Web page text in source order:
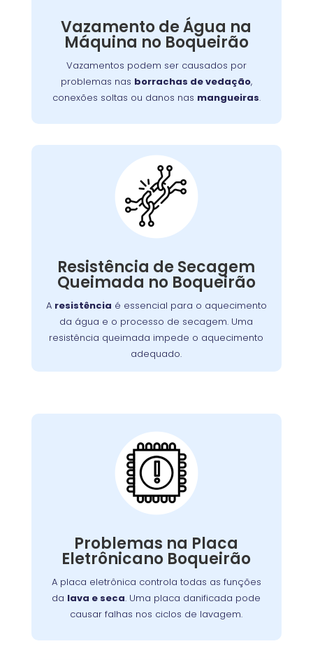
Vazamento de Água na
Máquina no Boqueirão
Vazamentos podem ser causados por
problemas nas borrachas de vedação,
conexões soltas ou danos nas mangueiras.
conexões soltas ou danos nas
mangueiras
Além de afetar o desempenho da
lava e seca
aumentar o consumo de água.
Resistência de Secagem
Queimada no Boqueirão
A resistência é essencial para o aquecimento
da água e o processo de secagem. Uma
resistência queimada impede o aquecimento
adequado.
Máquina Com
Resistência
Queimada:
A resistência de secagem é responsável pelo
aquecimento do ar dentro da
lava e seca
queimada, a máquina não seca as roupas
adequadamente. Isso pode ocorrer por
desgaste, sobrecarga ou acúmulo de fiapos.
Substituir a resistência é crucial para
restabelecer a função de secagem.
Problemas na Placa
Eletrônicano Boqueirão
A placa eletrônica controla todas as funções
da lava e seca. Uma placa danificada pode
causar falhas nos ciclos de lavagem.
Placa Eletrônica
Queimada:
A placa eletrônica controla todas as funções
. Uma placa danificada pode
ou na interface de controle.
Problemas
elétricos
ou picos de energia são causas
comuns. A reparação ou substituição garante
o controle adequado das funções da máquina.